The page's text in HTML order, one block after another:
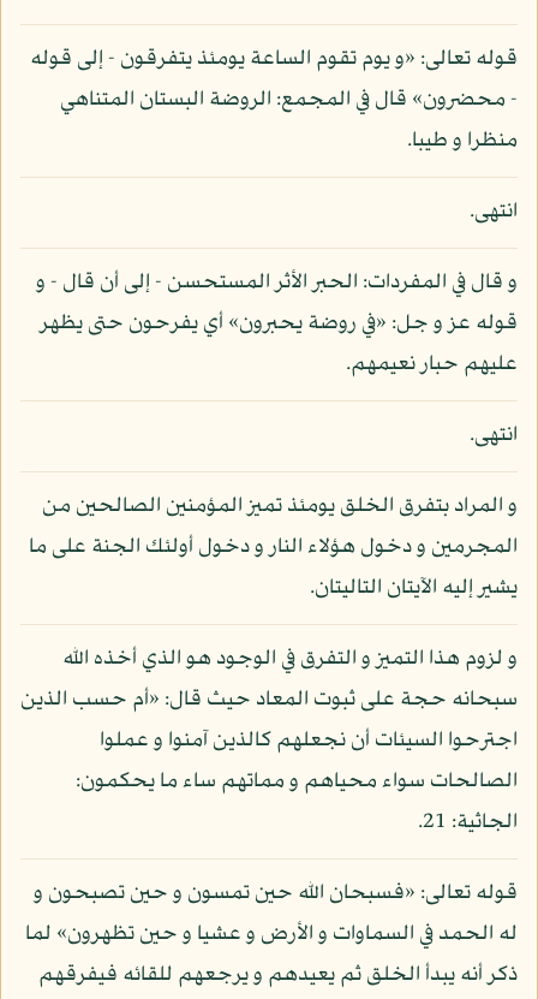
قوله تعالى: «و يوم تقوم الساعة يومئذ يتفرقون - إلى قوله
- محضرون» قال في المجمع: الروضة البستان المتناهي
منظرا و طيبا.
انتهى.
و قال في المفردات: الحبر الأثر المستحسن - إلى أن قال - و
قوله عز و جل: «في روضة يحبرون» أي يفرحون حتى يظهر
عليهم حبار نعيمهم.
انتهى.
و المراد بتفرق الخلق يومئذ تميز المؤمنين الصالحين من
المجرمين و دخول هؤلاء النار و دخول أولئك الجنة على ما
يشير إليه الآيتان التاليتان.
و لزوم هذا التميز و التفرق في الوجود هو الذي أخذه الله
سبحانه حجة على ثبوت المعاد حيث قال: «أم حسب الذين
اجترحوا السيئات أن نجعلهم كالذين آمنوا و عملوا
الصالحات سواء محياهم و مماتهم ساء ما يحكمون:
الجاثية: 21.
قوله تعالى: «فسبحان الله حين تمسون و حين تصبحون و
له الحمد في السماوات و الأرض و عشيا و حين تظهرون» لما
ذكر أنه يبدأ الخلق ثم يعيدهم و يرجعهم للقائه فيفرقهم